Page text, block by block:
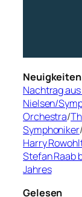
Neuigkeiten
Nachtrag
Nielsen/
Orchestra/
Symphoniker/
Harry
Stefan Raab
Jahres
Gelesen